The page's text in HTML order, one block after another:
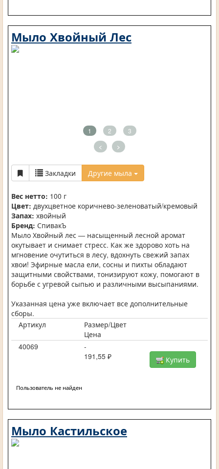
Мыло Хвойный Лес
1 2 3
< >
Закладки Другие мыла
Вес нетто: 100 г
Цвет: двухцветное коричнево-зеленоватый/кремовый
Запах: хвойный
Бренд: СпивакЪ
Мыло Хвойный лес — насыщенный лесной аромат
окутывает и снимает стресс. Как же здорово хоть на
мгновение очутиться в лесу, вдохнуть свежий запах
хвои! Эфирные масла ели, сосны и пихты обладают
защитными свойствами, тонизируют кожу, помогают в
борьбе с угревой сыпью и различными высыпаниями.
Указанная цена уже включает все дополнительные
сборы.
Артикул
Размер/Цвет
Цена
40069
-
191,55 ₽
Купить
Пользователь не найден
Мыло Кастильское